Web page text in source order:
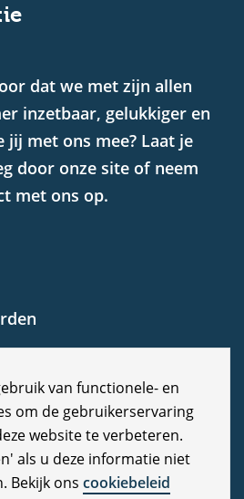
van functionele- en
om de gebruikerservaring
website te verbeteren.
als u deze informatie niet
Bekijk ons cookiebeleid
dat we met zijn allen
inzetbaar, gelukkiger en
met ons mee? Laat je
door onze site of neem
met ons op.